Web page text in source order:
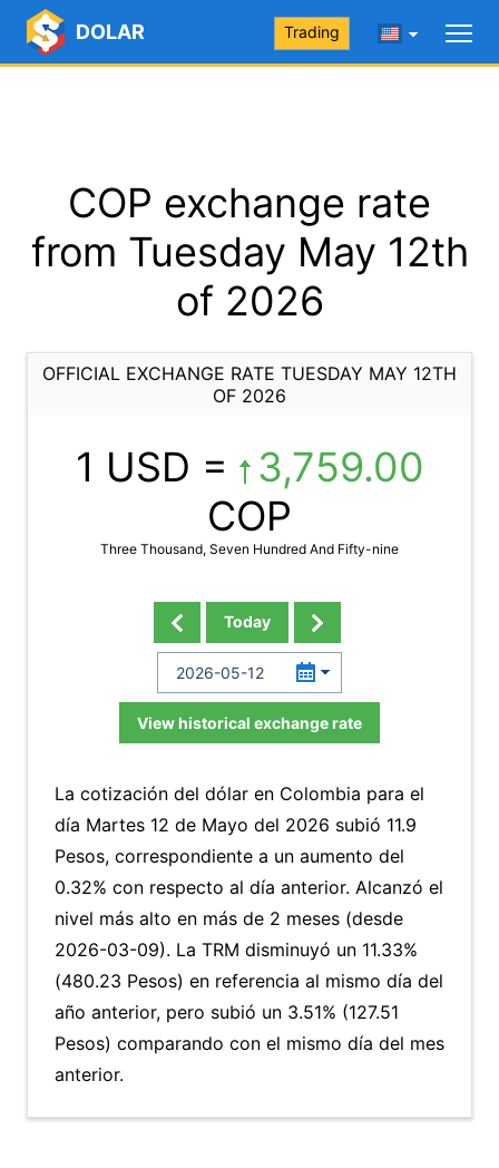
DOLAR Trading
COP exchange rate
from Tuesday May 12th
of 2026
OFFICIAL EXCHANGE RATE TUESDAY MAY 12TH
OF 2026
1 USD =
3,759.00
COP
Three Thousand, Seven Hundred And Fifty-nine
Today
View historical exchange rate
La cotización del dólar en Colombia para el
día Martes 12 de Mayo del 2026 subió 11.9
Pesos, correspondiente a un aumento del
0.32% con respecto al día anterior. Alcanzó el
nivel más alto en más de 2 meses (desde
2026-03-09). La TRM disminuyó un 11.33%
(480.23 Pesos) en referencia al mismo día del
año anterior, pero subió un 3.51% (127.51
Pesos) comparando con el mismo día del mes
anterior.